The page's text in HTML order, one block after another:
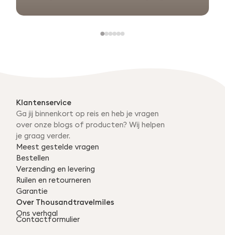
Klantenservice
Ga jij binnenkort op reis en heb je vragen
over onze blogs of producten? Wij helpen
je graag verder.
Meest gestelde vragen
Bestellen
Verzending en levering
Ruilen en retourneren
Garantie
Over Thousandtravelmiles
Ons verhaal
Contactformulier